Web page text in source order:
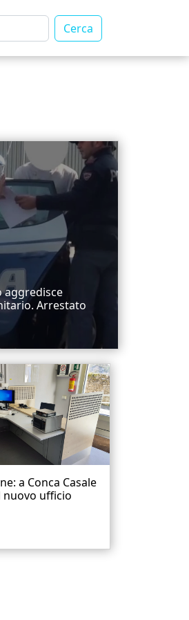
Cerca
aggredisce
Arrestato
a Conca Casale
ufficio